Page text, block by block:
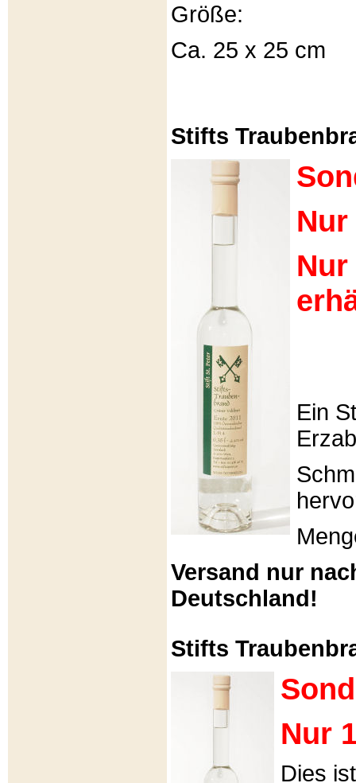
Größe:
Ca. 25 x 25 cm
Stifts
Nur
Ein
Versand nur
Deutschland!
Stifts
Nur
Dies